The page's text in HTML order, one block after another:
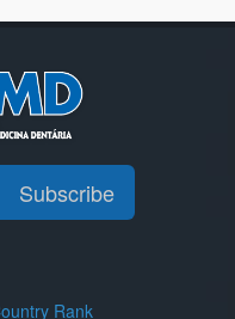
Subscribe